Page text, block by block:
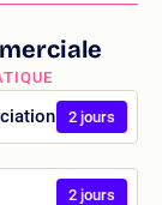
2 jours
2 jours